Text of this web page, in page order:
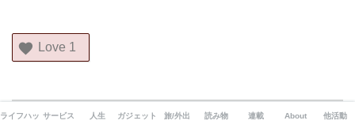
Love 1
ライフハックサービス 人生 ガジェット 旅/外出 読み物 連載 About 他活動